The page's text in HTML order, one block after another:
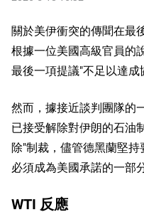
關於美伊衝突的傳聞在最
根據一位美國高級官員的
最後一項提議"不足以達成
然而，據接近談判團隊的
已接受解除對伊朗的石油
除"制裁，儘管德黑蘭堅
必須成為美國承諾的一部分
WTI 反應